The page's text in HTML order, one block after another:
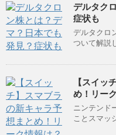
デルタク
症状も
デルタクロ
ついて解説
【スイッ
め！リー
ニンテンド
ことスマッ